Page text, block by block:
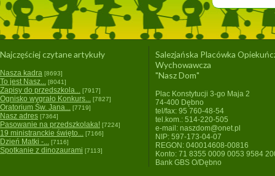
Najczęściej czytane artykuły
Nasza kadra [8693]
To jest Nasz... [8041]
Zapisy do przedszkola... [7917]
Ognisko wygrało Konkurs... [7827]
Oratorium Św. Jana... [7719]
Nasz adres [7364]
Pasowanie na przedszkolaka! [7224]
19 ministranckie święto... [7166]
Dzień Matki -... [7116]
Spotkanie z dinozaurami [7113]
Salezjańska Placówka
Wychowawcza
"Nasz Dom"
Plac Konstytucji 3-go Maja 2
74-400 Dębno
tel/fax: 95 760-48-54
tel.kom.: 514-220-505
e-mail: naszdom@onet.pl
NIP: 597-173-04-07
REGON: 040014608-00816
Konto: 71 8355 0009 0053 9584
Bank GBS O/Dębno